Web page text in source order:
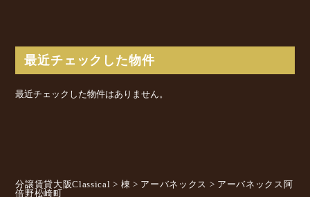
最近チェックした物件
最近チェックした物件はありません。
分譲賃貸大阪Classical > 棟 > アーバネックス > アーバネックス阿
倍野松崎町